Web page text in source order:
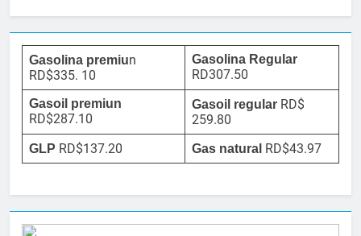
Gasolina premiun
RD$335. 10
Gasolina Regular
RD307.50
Gasoil premiun
RD$287.10
Gasoil regular RD$
259.80
GLP RD$137.20 Gas natural RD$43.97